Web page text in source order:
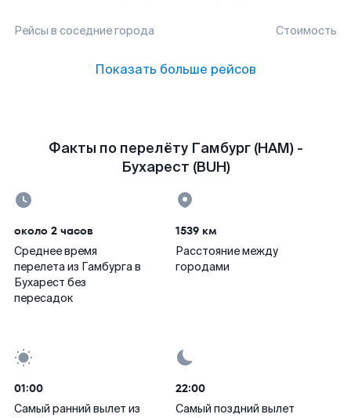
Рейсы в соседние города Стоимость
Показать больше рейсов
Факты по перелёту Гамбург (HAM) -
Бухарест (BUH)
около 2 часов
Среднее время
перелета из Гамбурга в
Бухарест без
пересадок
1539 км
Расстояние между
городами
01:00
Самый ранний вылет из
22:00
Самый поздний вылет